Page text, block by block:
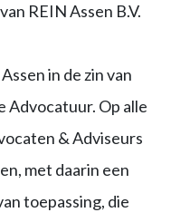
REIN Assen B.V.
in de zin van
Advocatuur. Op alle
& Adviseurs
met daarin een
toepassing, die